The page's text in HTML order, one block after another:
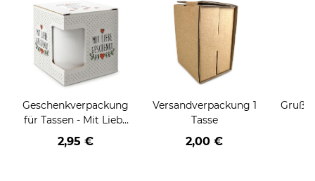
Geschenkverpackung
für Tassen - Mit Liebe
geschenkt
2,95 €
Versandverpackung 1
Tasse
2,00 €